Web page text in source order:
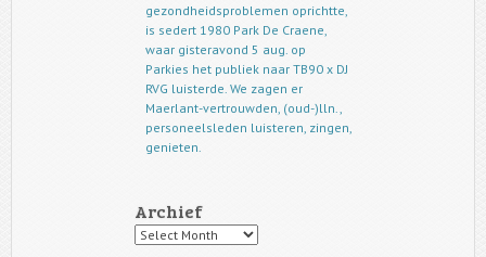
gezondheidsproblemen oprichtte,
is sedert 1980 Park De Craene,
waar gisteravond 5 aug. op
Parkies het publiek naar TB90 x DJ
RVG luisterde. We zagen er
Maerlant-vertrouwden, (oud-)lln.,
personeelsleden luisteren, zingen,
genieten.
Archief
Archief